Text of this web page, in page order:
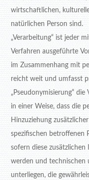
wirtschaftlichen,
natürlichen Person sind.
„Verarbeitung“ ist jeder
Verfahren ausgeführte
im Zusammenhang mit
reicht weit und umfasst
„Pseudonymisierung“
in einer Weise, dass die
Hinzuziehung
spezifischen betroffenen
sofern diese
werden und technischen
unterliegen, die